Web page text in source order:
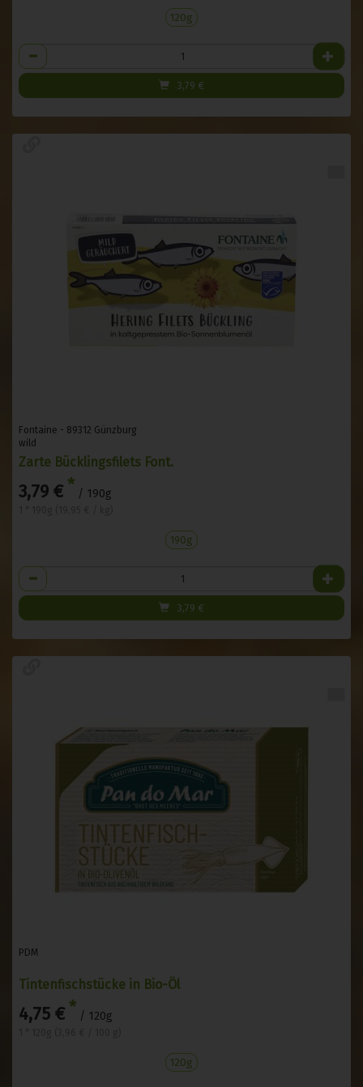
120g
Anzahl
3,79 €
Fontaine - 89312 Günzburg
wild
Zarte Bücklingsfilets Font.
3,79 € * / 190g
190g
Anzahl
3,79 €
PDM
Tintenfischstücke in Bio-Öl
4,75 € * / 120g
120g